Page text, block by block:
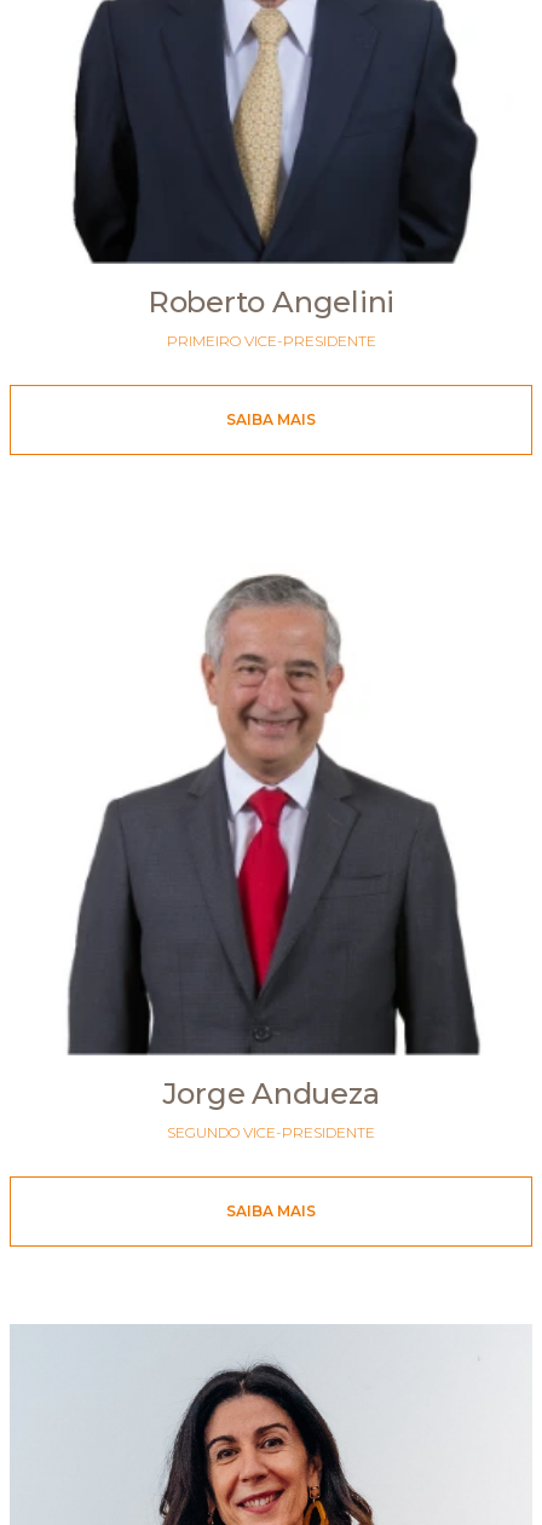
Roberto Angelini
PRIMEIRO VICE-PRESIDENTE
SAIBA MAIS
Jorge Andueza
SEGUNDO VICE-PRESIDENTE
SAIBA MAIS